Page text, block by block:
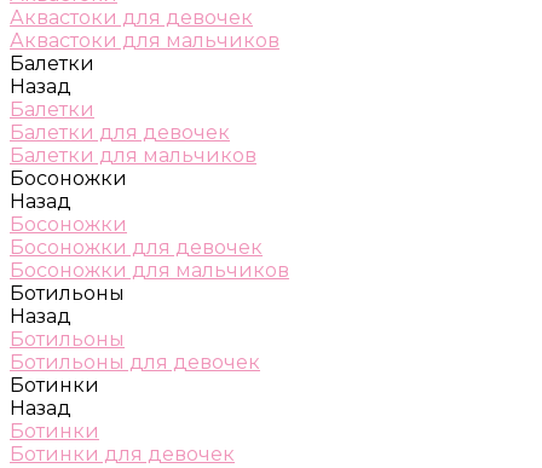
Аквастоки для девочек
Аквастоки для мальчиков
Балетки
Назад
Балетки
Балетки для девочек
Балетки для мальчиков
Босоножки
Назад
Босоножки
Босоножки для девочек
Босоножки для мальчиков
Ботильоны
Назад
Ботильоны
Ботильоны для девочек
Ботинки
Назад
Ботинки
Ботинки для девочек